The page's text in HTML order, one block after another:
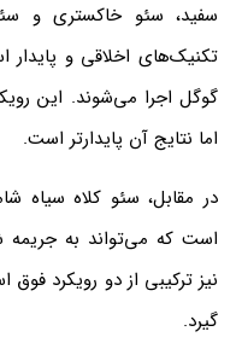
سفید، سئو خاکستری و
تکنیک‌های اخلاقی و
گوگل اجرا می‌شوند. این
اما نتایج آن پایدارتر است.
در مقابل، سئو کلاه سیاه
است که می‌تواند به
نیز ترکیبی از دو رویکرد فوق
گیرد.